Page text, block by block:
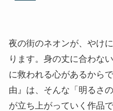
夜の街のネオンが、やけ
ります。身の丈に合わな
に救われる心があるから
由』は、そんな「明るさ
が立ち上がっていく作品で